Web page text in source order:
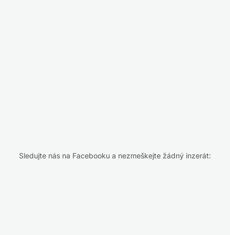
Sledujte nás na Facebooku a nezmeškejte žádný inzerát: